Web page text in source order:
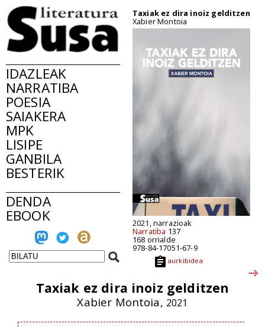
IDAZLEAK
NARRATIBA
POESIA
SAIAKERA
MPK
LISIPE
GANBILA
BESTERIK
DENDA
EBOOK
Taxiak ez dira inoiz gelditzen
Xabier Montoia
2021, narrazioak
Narratiba 137
168 orrialde
978-84-17051-67-9
aurkibidea
Taxiak ez dira inoiz gelditzen
Xabier Montoia, 2021